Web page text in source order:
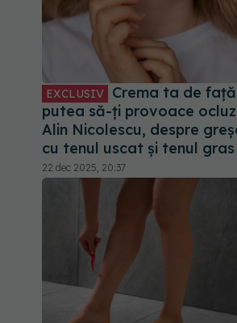
EXCLUSIV
Crema ta de
putea să-ți provoace
Alin Nicolescu, despre
cu tenul uscat și tenul gras
22 dec 2025, 20:37